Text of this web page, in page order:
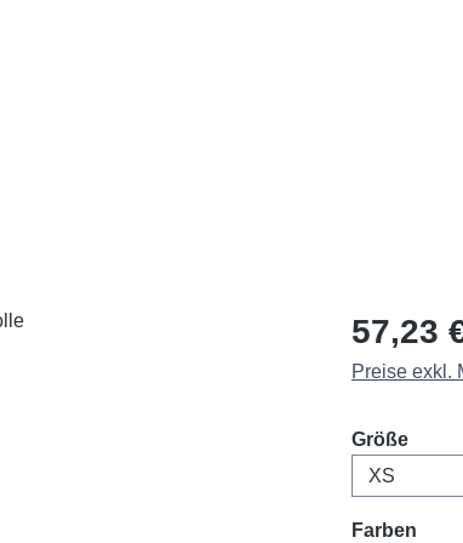
Regulärer
57,23
Preise exkl.
Größe
Farben